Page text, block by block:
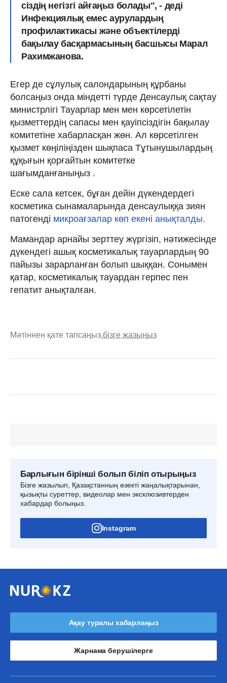
сіздің негізгі айғаңыз болады", - деді
Инфекциялық емес аурулардың
профилактикасы және объектілерді
бақылау басқармасының басшысы Марал
Рахимжанова.
Егер де сұлулық салондарының құрбаны
болсаңыз онда міндетті түрде Денсаулық сақтау
министрлігі Тауарлар мен мен көрсетілетін
қызметтердің сапасы мен қауіпсіздігін бақылау
комитетіне хабарласқан жөн. Ал көрсетілген
қызмет көңіліңізден шықпаса Тұтынушылардың
құқығын қорғайтын комитетке
шағымданғаныңыз .
Еске сала кетсек, бұған дейін дүкендердегі
косметика сынамаларында денсаулыққа зиян
патогенді микроағзалар көп екені анықталды.
Мамандар арнайы зерттеу жүргізіп, нәтижесінде
дүкендегі ашық косметикалық тауарлардың 90
пайызы зарарланған болып шыққан. Сонымен
қатар, косметикалық тауардан герпес пен
гепатит анықталған.
Мәтіннен қате тапсаңыз,бізге жазыңыз
Барлығын бірінші болып біліп отырыңыз
Бізге жазылып, Қазақстанның өзекті жаңалықтарынан,
қызықты суреттер, видеолар мен эксклюзивтерден
хабардар болыңыз.
Instagram
Ақау туралы хабарлаңыз
Жарнама берушілерге